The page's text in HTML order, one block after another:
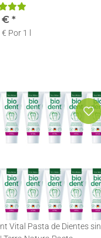
| 1 x 75ml
€ *
Por 1 l
Vital Pasta de Dientes sin